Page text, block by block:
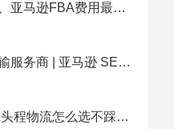
美国海运、关税、亚马逊FBA费用最新政策解读与应对策略（2026版）
专业FBA物流运输服务商 | 亚马逊 SEND 官方合作伙伴纽酷国际物流
2026亚马逊FBA头程物流怎么选不踩坑？SEND/FIST/SPN官方认证物流商，只有这家敢承诺“准达率第一”